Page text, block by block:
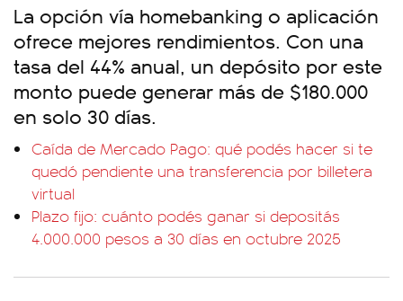
La opción vía homebanking o aplicación
ofrece mejores rendimientos. Con una
tasa del 44% anual, un depósito por este
monto puede generar más de $180.000
en solo 30 días.
Caída de Mercado Pago: qué podés hacer si te
quedó pendiente una transferencia por billetera
virtual
Plazo fijo: cuánto podés ganar si depositás
4.000.000 pesos a 30 días en octubre 2025